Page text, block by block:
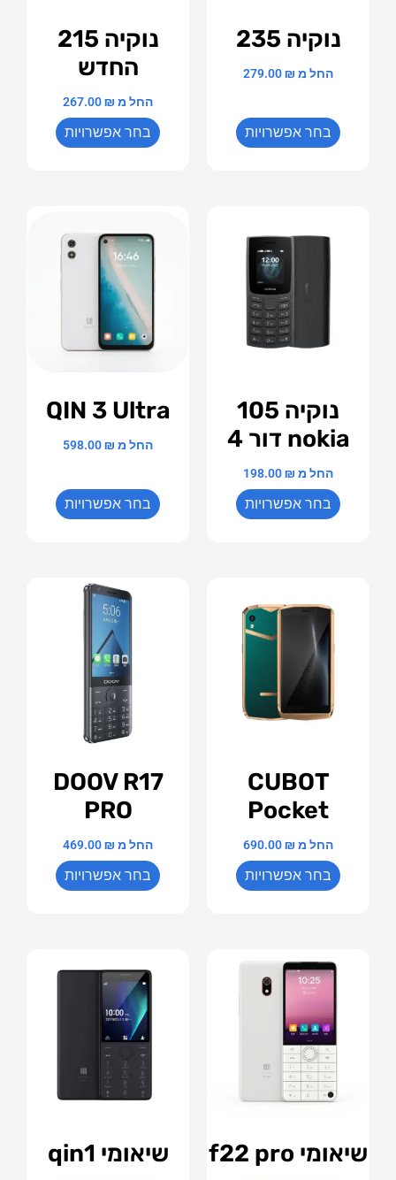
נוקיה 235
החל מ 279.00₪
בחר אפשרויות
נוקיה 215
החדש
החל מ 267.00₪
בחר אפשרויות
נוקיה 105
nokia דור 4
החל מ 198.00₪
בחר אפשרויות
QIN 3 Ultra
החל מ 598.00₪
בחר אפשרויות
CUBOT
Pocket
החל מ 690.00₪
בחר אפשרויות
DOOV R17
PRO
החל מ 469.00₪
בחר אפשרויות
שיאומי f22 pro שיאומי qin1